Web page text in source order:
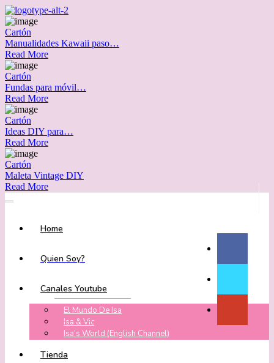
Cartón
Manualidades Kawaii paso…
Read More
Cartón
Fundas para móvil…
Read More
Cartón
Ideas DIY para…
Read More
Cartón
Maleta Vintage DIY
Read More
Home
Quien Soy?
Canales Youtube
El Mundo De Isa
Isa & Vic
Isa’s World (English Channel)
Tienda